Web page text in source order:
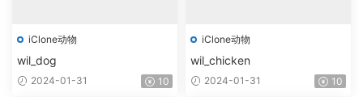
iClone动物
wil_dog
2024-01-31 10
iClone动物
wil_chicken
2024-01-31 10